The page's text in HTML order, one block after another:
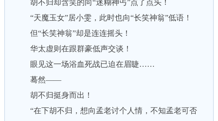
胡不归却含笑的向“迷糊神丐”点了点头！
“天魔玉女”居小雯，此时也向“长笑神翁”低语！
但“长笑神翁”却是连连摇头！
华太虚则在跟群豪低声交谈！
眼见这一场浴血死战已迫在眉睫……
蓦然——
胡不归挺身而出！
“在下胡不归，想向孟老讨个人情，不知孟老可否